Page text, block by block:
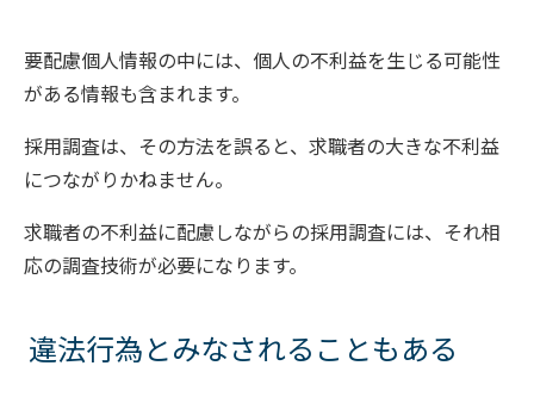
要配慮個人情報の中には、個人の不利益を生じる可能性
がある情報も含まれます。
採用調査は、その方法を誤ると、求職者の大きな不利益
につながりかねません。
求職者の不利益に配慮しながらの採用調査には、それ相
応の調査技術が必要になります。
違法行為とみなされることもある